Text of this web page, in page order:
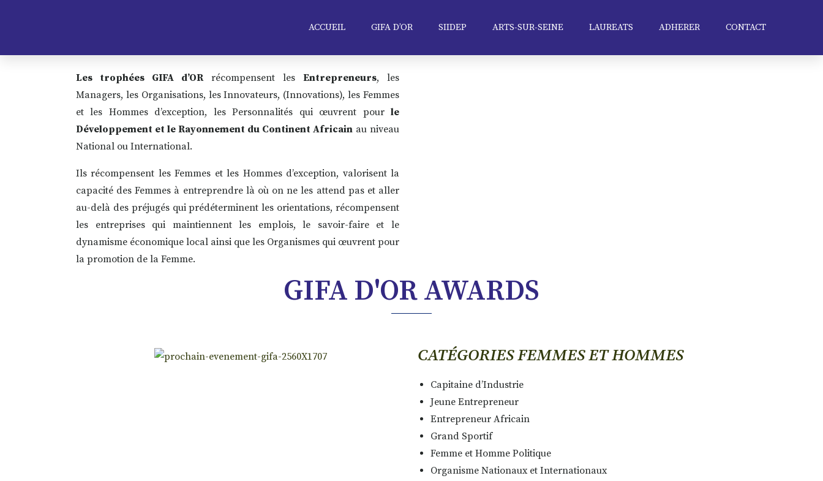
ACCUEIL GIFA D’OR SIIDEP ARTS-SUR-SEINE LAUREATS ADHERER CONTACT
Les trophées GIFA d’ORrécompensent les Entrepreneurs, les
Managers, les Organisations, les Innovateurs, (Innovations), les Femmes
et les Hommes d’exception, les Personnalités qui œuvrent pour le
Développement et le Rayonnement du Continent Africain au niveau
National ou International.
Ils récompensent les Femmes et les Hommes d’exception, valorisent la
capacité des Femmes à entreprendre là où on ne les attend pas et aller
au-delà des préjugés qui prédéterminent les orientations, récompensent
les entreprises qui maintiennent les emplois, le savoir-faire et le
dynamisme économique local ainsi que les Organismes qui œuvrent pour
la promotion de la Femme.
GIFA D'OR AWARDS
CATÉGORIES FEMMES ET HOMMES
Capitaine d’Industrie
Jeune Entrepreneur
Entrepreneur Africain
Grand Sportif
Femme et Homme Politique
Organisme Nationaux et Internationaux